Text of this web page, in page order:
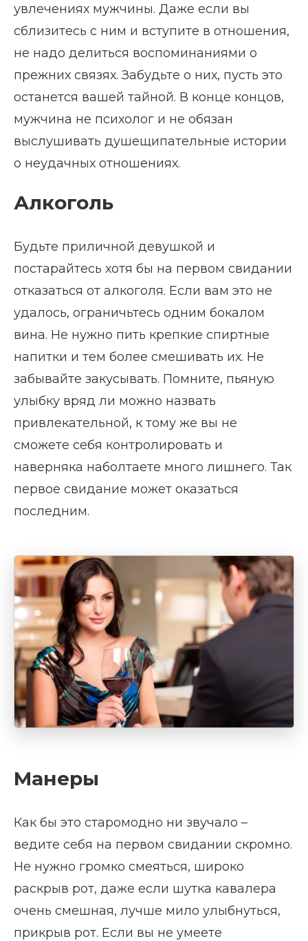
увлечениях мужчины. Даже если вы
сблизитесь с ним и вступите в отношения,
не надо делиться воспоминаниями о
прежних связях. Забудьте о них, пусть это
останется вашей тайной. В конце концов,
мужчина не психолог и не обязан
выслушивать душещипательные истории
о неудачных отношениях.
Алкоголь
Будьте приличной девушкой и
постарайтесь хотя бы на первом свидании
отказаться от алкоголя. Если вам это не
удалось, ограничьтесь одним бокалом
вина. Не нужно пить крепкие спиртные
напитки и тем более смешивать их. Не
забывайте закусывать. Помните, пьяную
улыбку вряд ли можно назвать
привлекательной, к тому же вы не
сможете себя контролировать и
наверняка наболтаете много лишнего. Так
первое свидание может оказаться
последним.
Манеры
Как бы это старомодно ни звучало –
ведите себя на первом свидании скромно.
Не нужно громко смеяться, широко
раскрыв рот, даже если шутка кавалера
очень смешная, лучше мило улыбнуться,
прикрыв рот. Если вы не умеете